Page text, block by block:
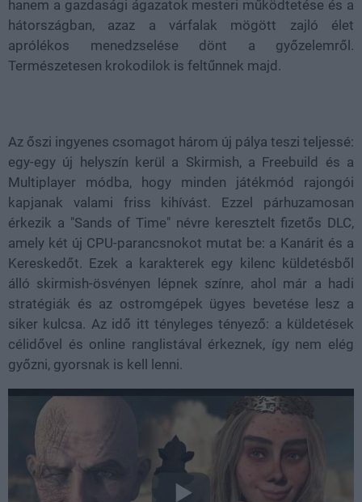
hanem a gazdasági ágazatok mesteri működtetése és a
hátországban, azaz a várfalak mögött zajló élet
aprólékos menedzselése dönt a győzelemről.
Természetesen krokodilok is feltűnnek majd.
Az őszi ingyenes csomagot három új pálya teszi teljessé:
egy-egy új helyszín kerül a Skirmish, a Freebuild és a
Multiplayer módba, hogy minden játékmód rajongói
kapjanak valami friss kihívást. Ezzel párhuzamosan
érkezik a "Sands of Time" névre keresztelt fizetős DLC,
amely két új CPU-parancsnokot mutat be: a Kanárit és a
Kereskedőt. Ezek a karakterek egy kilenc küldetésből
álló skirmish-ösvényen lépnek színre, ahol már a hadi
stratégiák és az ostromgépek ügyes bevetése lesz a
siker kulcsa. Az idő itt tényleges tényező: a küldetések
célidővel és online ranglistával érkeznek, így nem elég
győzni, gyorsnak is kell lenni.